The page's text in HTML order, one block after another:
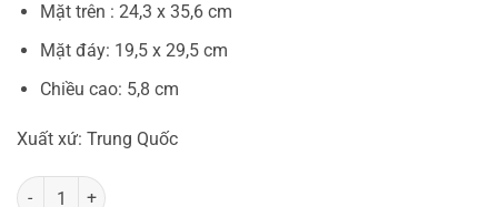
Mặt trên : 24,3 x 35,6 cm
Mặt đáy: 19,5 x 29,5 cm
Chiều cao: 5,8 cm
Xuất xứ: Trung Quốc
Khuôn chữ nhật 24x35 thành cao số lượng